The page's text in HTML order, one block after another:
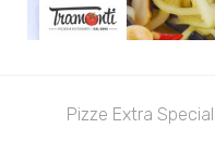
Pizze Extra Speciali